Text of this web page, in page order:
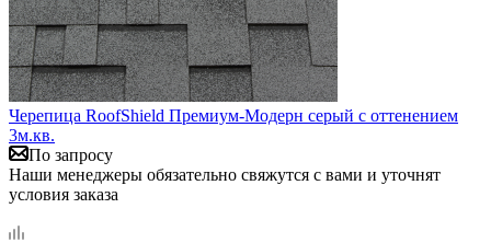
Черепица RoofShield Премиум-Модерн серый с оттенением
3м.кв.
По запросу
Наши менеджеры обязательно свяжутся с вами и уточнят
условия заказа